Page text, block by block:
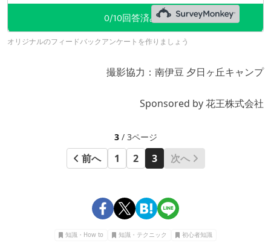
オリジナルのフィードバックアンケートを作りましょう
撮影協力：南伊豆 夕日ヶ丘キャンプ
Sponsored by 花王株式会社
3/ 3ページ
前へ 1 2 3 次へ
知識・How to 知識・テクニック 初心者知識